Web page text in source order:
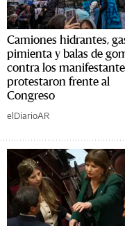
Camiones hidrantes,
pimienta y balas de
contra los
protestaron frente al
Congreso
elDiarioAR